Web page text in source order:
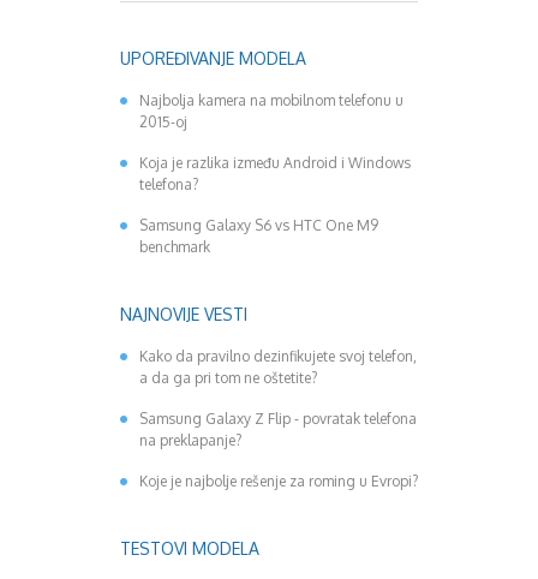
UPOREĐIVANJE MODELA
Najbolja kamera na mobilnom telefonu u
2015-oj
Koja je razlika između Android i Windows
telefona?
Samsung Galaxy S6 vs HTC One M9
benchmark
NAJNOVIJE VESTI
Kako da pravilno dezinfikujete svoj telefon,
a da ga pri tom ne oštetite?
Samsung Galaxy Z Flip - povratak telefona
na preklapanje?
Koje je najbolje rešenje za roming u Evropi?
TESTOVI MODELA